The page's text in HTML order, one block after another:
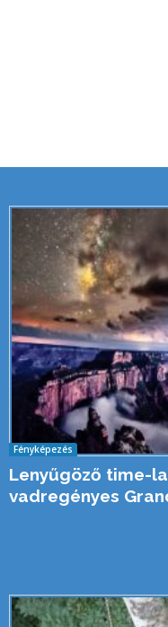
Fényképezés
Lenyűgöző time-
vadregényes